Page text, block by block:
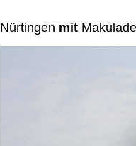
Nürtingen mit